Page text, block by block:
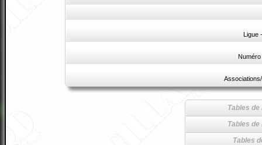
Ligue
Numéro
Tables
Tables
Tables